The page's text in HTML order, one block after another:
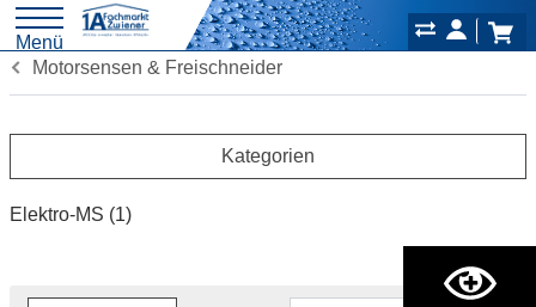
Menü
Motorsensen & Freischneider
Kategorien
Elektro-MS (1)